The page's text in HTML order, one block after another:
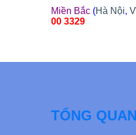
Miền Bắc (Hà Nội,
00 3329
TỔNG QUAN